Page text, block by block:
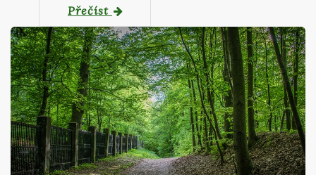
Přečíst